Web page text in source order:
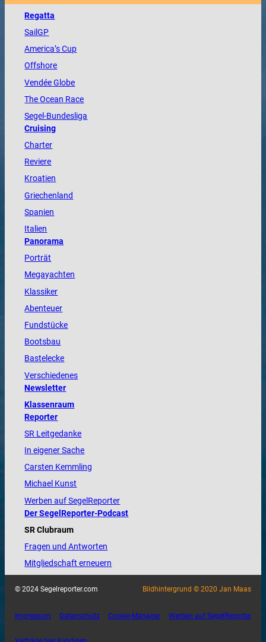
Regatta
SailGP
America’s Cup
Offshore
VendéeGlobe
TheOcean Race
Segel-Bundesliga
Cruising
Charter
Reviere
Kroatien
Griechenland
Spanien
Italien
Panorama
Porträt
Megayachten
Klassiker
Abenteuer
Fundstücke
Bootsbau
Bastelecke
Verschiedenes
Newsletter
Klassenraum
Reporter
SR Leitgedanke
In eigener Sache
Carsten Kemmling
Michael Kunst
Werben auf SegelReporter
Der SegelReporter-Podcast
SR Clubraum
Fragen und Antworten
Mitgliedschaft erneuern
© 2024 Segelreporter.com Bildhintergrund © 2020 Jan Maas
Impressum Datenschutz Cookie-Manager Werben auf SegelReporter